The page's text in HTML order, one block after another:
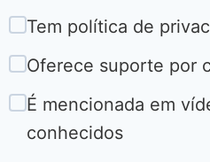
Tem política de
Oferece suporte por
É mencionada em
conhecidos